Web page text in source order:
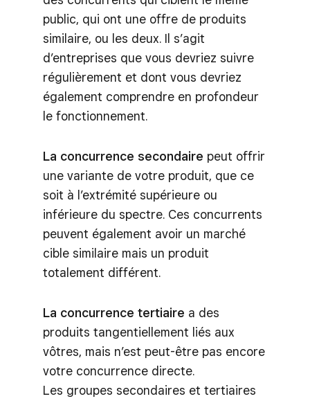
public, qui ont une offre de produits
similaire, ou les deux. Il s’agit
d’entreprises que vous devriez suivre
régulièrement et dont vous devriez
également comprendre en profondeur
le fonctionnement.
La concurrence secondaire peut offrir
une variante de votre produit, que ce
soit à l’extrémité supérieure ou
inférieure du spectre. Ces concurrents
peuvent également avoir un marché
cible similaire mais un produit
totalement différent.
La concurrence tertiaire a des
produits tangentiellement liés aux
vôtres, mais n’est peut-être pas encore
votre concurrence directe.
Les groupes secondaires et tertiaires